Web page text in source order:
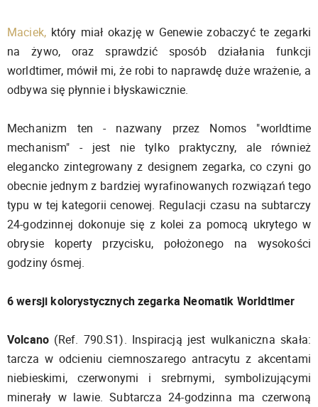
Maciek, który miał okazję w Genewie zobaczyć te zegarki
na żywo, oraz sprawdzić sposób działania funkcji
worldtimer, mówił mi, że robi to naprawdę duże wrażenie, a
odbywa się płynnie i błyskawicznie.
Mechanizm ten - nazwany przez Nomos "worldtime
mechanism" - jest nie tylko praktyczny, ale również
elegancko zintegrowany z designem zegarka, co czyni go
obecnie jednym z bardziej wyrafinowanych rozwiązań tego
typu w tej kategorii cenowej. Regulacji czasu na subtarczy
24-godzinnej dokonuje się z kolei za pomocą ukrytego w
obrysie koperty przycisku, położonego na wysokości
godziny ósmej.
6 wersji kolorystycznych zegarka Neomatik Worldtimer
Volcano (Ref. 790.S1). Inspiracją jest wulkaniczna skała:
tarcza w odcieniu ciemnoszarego antracytu z akcentami
niebieskimi, czerwonymi i srebrnymi, symbolizującymi
minerały w lawie. Subtarcza 24-godzinna ma czerwoną